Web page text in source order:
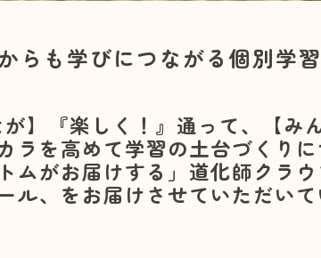
らも学びにつながる個別学
】『楽しく！』通って、【み
を高めて学習の土台づくりに
がお届けする」道化師クラ
、をお届けさせていただいて